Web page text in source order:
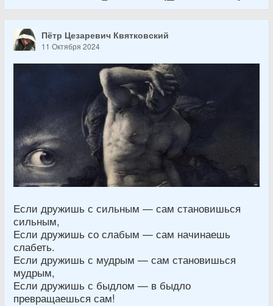
Пётр Цезаревич Квятковский
11 Октября 2024
Если дружишь с сильным — сам становишься
сильным,
Если дружишь со слабым — сам начинаешь
слабеть.
Если дружишь с мудрым — сам становишься
мудрым,
Если дружишь с быдлом — в быдло
превращаешься сам!